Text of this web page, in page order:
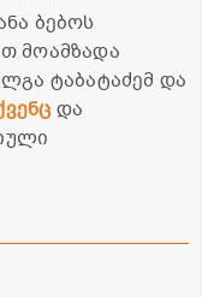
ბებოს
მოამზადა
ტაბატაძემ და
და